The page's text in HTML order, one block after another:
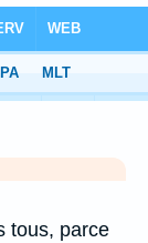
tous, parce